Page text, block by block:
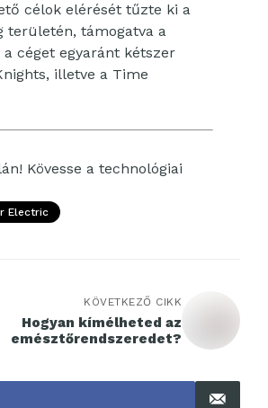
célok elérését tűzte ki a
területén, támogatva a
céget egyaránt kétszer
illetve a Time
Kövesse a technológiai
Electric
KÖVETKEZŐ CIKK
Hogyan kímélheted az
emésztőrendszeredet?